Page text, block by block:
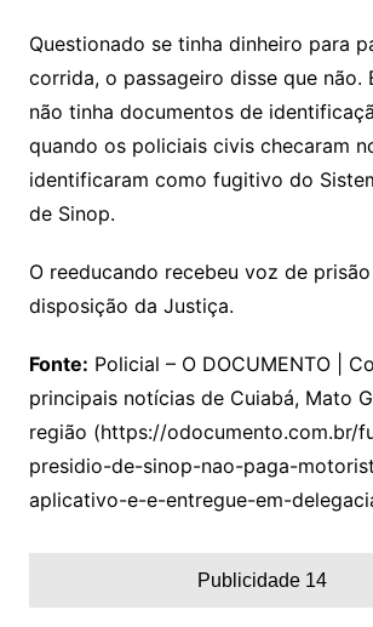
Questionado se tinha dinheiro para
corrida, o passageiro disse que não.
não tinha documentos de
quando os policiais civis checaram
identificaram como fugitivo do
de Sinop.
O reeducando recebeu voz de
disposição da Justiça.
Fonte: Policial – O DOCUMENTO |
principais notícias de Cuiabá, Mato
região (https://odocumento.com.br/
presidio-de-sinop-nao-paga-
aplicativo-e-e-entregue-em-
Publicidade 14